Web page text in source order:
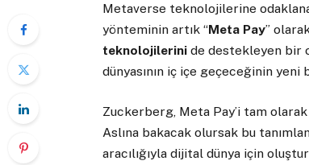
Metaverse teknolojilerine
yönteminin artık “Meta Pay”
teknolojilerinide destekleyen bir
dünyasının iç içe geçeceğinin
Zuckerberg, Meta Pay’i tam olarak
Aslına bakacak olursak bu
aracılığıyla dijital dünya için